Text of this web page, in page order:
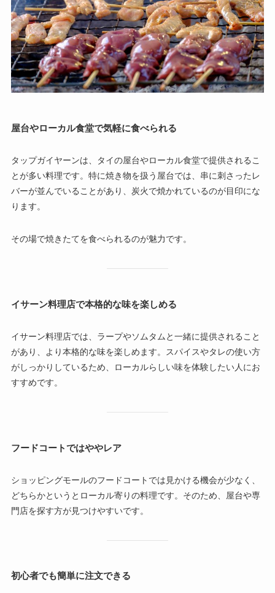
屋台やローカル食堂で気軽に食べられる
タップガイヤーンは、タイの屋台やローカル食堂で提供されるこ
とが多い料理です。特に焼き物を扱う屋台では、串に刺さったレ
バーが並んでいることがあり、炭火で焼かれているのが目印にな
ります。
その場で焼きたてを食べられるのが魅力です。
イサーン料理店で本格的な味を楽しめる
イサーン料理店では、ラープやソムタムと一緒に提供されること
があり、より本格的な味を楽しめます。スパイスやタレの使い方
がしっかりしているため、ローカルらしい味を体験したい人にお
すすめです。
フードコートではややレア
ショッピングモールのフードコートでは見かける機会が少なく、
どちらかというとローカル寄りの料理です。そのため、屋台や専
門店を探す方が見つけやすいです。
初心者でも簡単に注文できる